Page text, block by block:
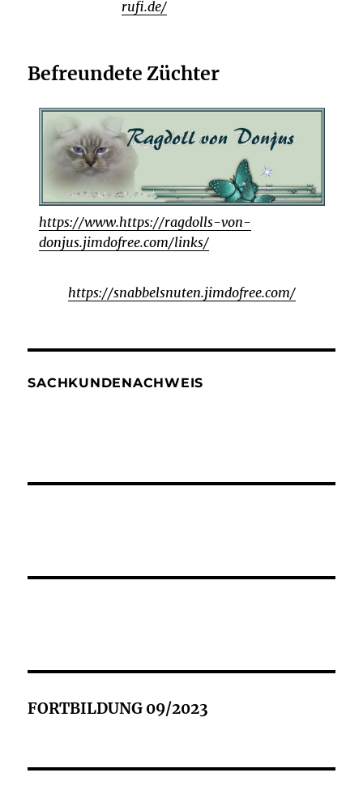
rufi.de/
Befreundete Züchter
https://www.https://ragdolls-von-
donjus.jimdofree.com/links/
https://snabbelsnuten.jimdofree.com/
SACHKUNDENACHWEIS
FORTBILDUNG 09/2023